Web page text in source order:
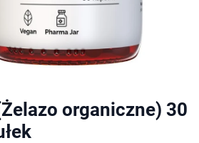
organiczne) 30